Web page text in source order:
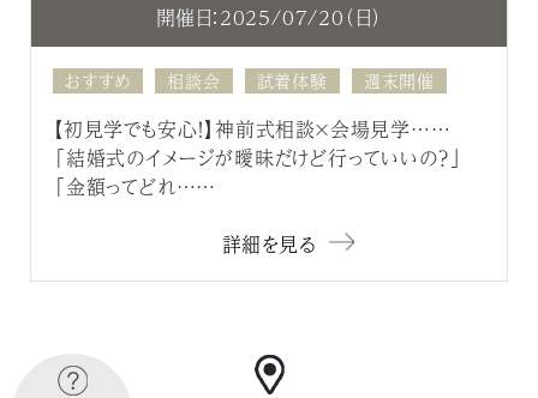
開催日：2025/07/20（日）
おすすめ 相談会 試着体験 週末開催
【初見学でも安心！】神前式相談×会場見学……
「結婚式のイメージが曖昧だけど行っていいの？」
「金額ってどれ……
詳細を見る